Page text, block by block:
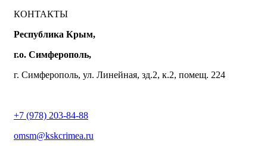
КОНТАКТЫ
Республика Крым,
г.о. Симферополь,
г. Симферополь, ул. Линейная, зд.2, к.2, помещ. 224
+7 (978) 203-84-88
omsm@kskcrimea.ru